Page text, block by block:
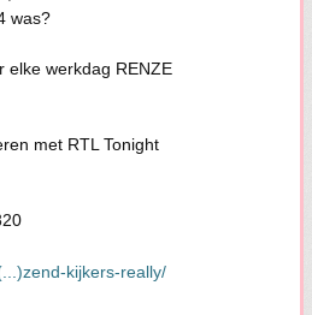
was?
elke werkdag RENZE
met RTL Tonight
kijkers-really/